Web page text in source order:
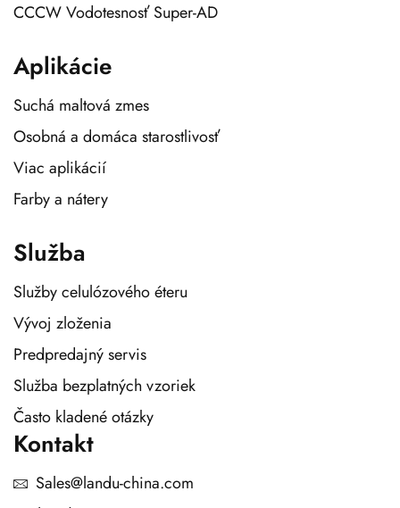
CCCW Vodotesnosť Super-AD
Aplikácie
Suchá maltová zmes
Osobná a domáca starostlivosť
Viac aplikácií
Farby a nátery
Služba
Služby celulózového éteru
Vývoj zloženia
Predpredajný servis
Služba bezplatných vzoriek
Často kladené otázky
Kontakt
Sales@landu-china.com